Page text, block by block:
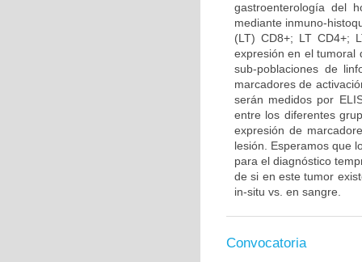
gastroenterología del
mediante inmuno-
(LT) CD8+; LT CD4+;
expresión en el tumoral
sub-poblaciones de
marcadores de
serán medidos por
entre los diferentes
expresión de
lesión. Esperamos que
para el diagnóstico
de si en este tumor
in-situ vs. en sangre.
Convocatoria